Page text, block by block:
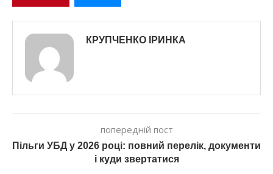
КРУПЧЕНКО ІРИНКА
попередній пост
Пільги УБД у 2026 році: повний перелік, документи
і куди звертатися